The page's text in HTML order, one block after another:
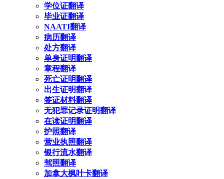
学位证翻译
毕业证翻译
NAATI翻译
病历翻译
处方翻译
单身证明翻译
章程翻译
死亡证明翻译
出生证明翻译
签证材料翻译
无犯罪记录证明翻译
在读证明翻译
护照翻译
营业执照翻译
银行流水翻译
驾照翻译
加拿大枫叶卡翻译